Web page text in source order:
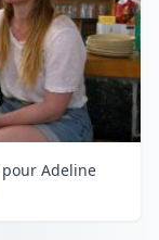
Adeline